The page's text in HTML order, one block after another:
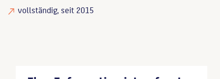
vollständig, seit 2015